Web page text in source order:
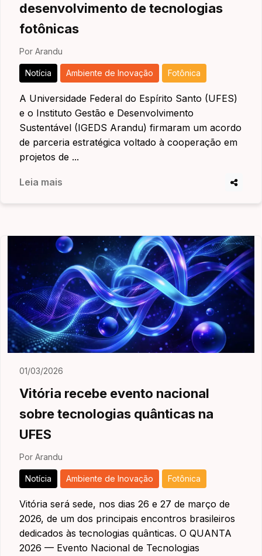
desenvolvimento de tecnologias
fotônicas
Por Arandu
Notícia Ambiente de Inovação Fotônica
A Universidade Federal do Espírito Santo (UFES)
e o Instituto Gestão e Desenvolvimento
Sustentável (IGEDS Arandu) firmaram um acordo
de parceria estratégica voltado à cooperação em
projetos de ...
Leia mais
01/03/2026
Vitória recebe evento nacional
sobre tecnologias quânticas na
UFES
Por Arandu
Notícia Ambiente de Inovação Fotônica
Vitória será sede, nos dias 26 e 27 de março de
2026, de um dos principais encontros brasileiros
dedicados às tecnologias quânticas. O QUANTA
2026 — Evento Nacional de Tecnologias